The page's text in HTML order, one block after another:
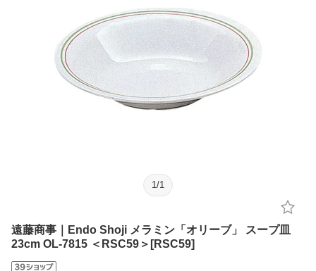
1 /1
遠藤商事｜Endo Shoji メラミン「オリーブ」 スープ皿
23cm OL-7815 ＜RSC59＞[RSC59]